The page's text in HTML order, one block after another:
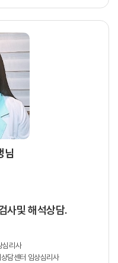
님
사및 해석상담.
심리사
담센터 임상심리사